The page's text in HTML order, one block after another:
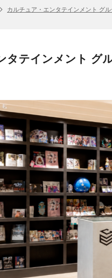
カルチュア・エンタテインメント グ
タテインメント グ